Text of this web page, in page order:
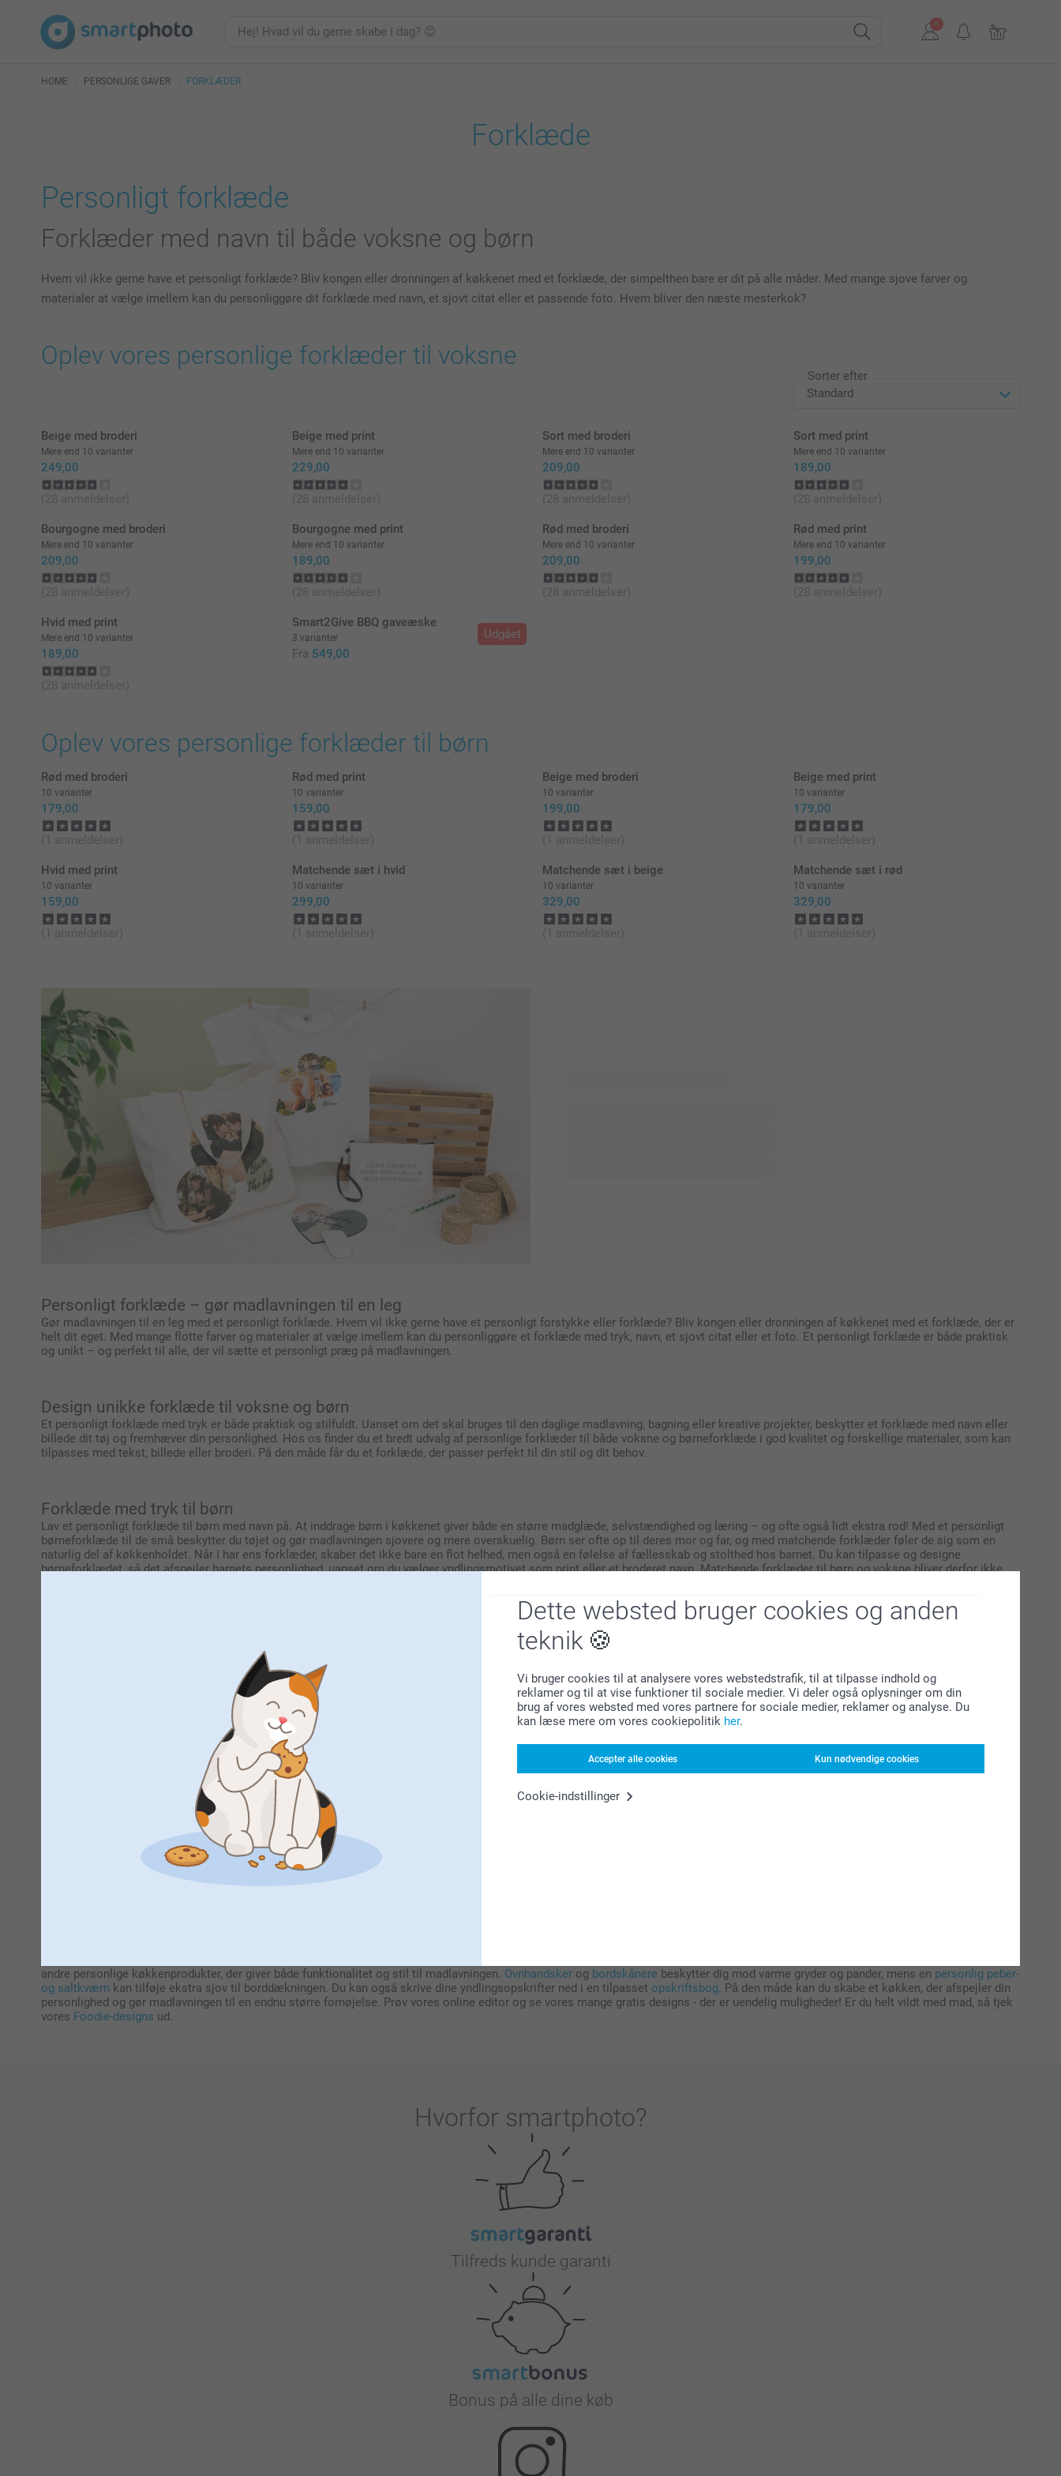
Dette websted bruger cookies og anden
teknik
Vi bruger cookies til at analysere vores webstedstrafik, til at tilpasse indhold og
reklamer og til at vise funktioner til sociale medier. Vi deler også oplysninger om din
brug af vores websted med vores partnere for sociale medier, reklamer og analyse. Du
kan læse mere om vores cookiepolitik her.
Accepter alle cookies Kun nødvendige cookies
Cookie-indstillinger
HOME PERSONLIGE GAVER FORKLÆDER
Forklæde
Personligt forklæde
Forklæder med navn til både voksne og børn
Hvem vil ikke gerne have et personligt forklæde? Bliv kongen eller dronningen af køkkenet med et forklæde, der simpelthen bare er dit på alle måder. Med mange sjove farver og
materialer at vælge imellem kan du personliggøre dit forklæde med navn, et sjovt citat eller et passende foto. Hvem bliver den næste mesterkok?
Oplev vores personlige forklæder til voksne
Sorter efter
Beige med broderi
Mere end 10 varianter
249,00
(28 anmeldelser)
Beige med print
Mere end 10 varianter
229,00
(28 anmeldelser)
Sort med broderi
Mere end 10 varianter
209,00
(28 anmeldelser)
Sort med print
Mere end 10 varianter
189,00
(28 anmeldelser)
Bourgogne med broderi
Mere end 10 varianter
209,00
(28 anmeldelser)
Bourgogne med print
Mere end 10 varianter
189,00
(28 anmeldelser)
Rød med broderi
Mere end 10 varianter
209,00
(28 anmeldelser)
Rød med print
Mere end 10 varianter
199,00
(28 anmeldelser)
Hvid med print
Mere end 10 varianter
189,00
(28 anmeldelser)
Udgået
Smart2Give BBQ gaveæske
3 varianter
Fra 549,00
Oplev vores personlige forklæder til børn
Rød med broderi
10 varianter
179,00
(1 anmeldelser)
Rød med print
10 varianter
159,00
(1 anmeldelser)
Beige med broderi
10 varianter
199,00
(1 anmeldelser)
Beige med print
10 varianter
179,00
(1 anmeldelser)
Hvid med print
10 varianter
159,00
(1 anmeldelser)
Matchende sæt i hvid
10 varianter
299,00
(1 anmeldelser)
Matchende sæt i beige
10 varianter
329,00
(1 anmeldelser)
Matchende sæt i rød
10 varianter
329,00
(1 anmeldelser)
Personligt forklæde – gør madlavningen til en leg
Gør madlavningen til en leg med et personligt forklæde. Hvem vil ikke gerne have et personligt forstykke eller forklæde? Bliv kongen eller dronningen af køkkenet med et forklæde, der er
helt dit eget. Med mange flotte farver og materialer at vælge imellem kan du personliggøre et forklæde med tryk, navn, et sjovt citat eller et foto. Et personligt forklæde er både praktisk
og unikt – og perfekt til alle, der vil sætte et personligt præg på madlavningen.
Design unikke forklæde til voksne og børn
Et personligt forklæde med tryk er både praktisk og stilfuldt. Uanset om det skal bruges til den daglige madlavning, bagning eller kreative projekter, beskytter et forklæde med navn eller
billede dit tøj og fremhæver din personlighed. Hos os finder du et bredt udvalg af personlige forklæder til både voksne og børneforklæde i god kvalitet og forskellige materialer, som kan
tilpasses med tekst, billede eller broderi. På den måde får du et forklæde, der passer perfekt til din stil og dit behov.
Forklæde med tryk til børn
Lav et personligt forklæde til børn med navn på. At inddrage børn i køkkenet giver både en større madglæde, selvstændighed og læring – og ofte også lidt ekstra rod! Med et personligt
børneforklæde til de små beskytter du tøjet og gør madlavningen sjovere og mere overskuelig. Børn ser ofte op til deres mor og far, og med matchende forklæder føler de sig som en
naturlig del af køkkenholdet. Når I har ens forklæder, skaber det ikke bare en flot helhed, men også en følelse af fællesskab og stolthed hos barnet. Du kan tilpasse og designe
børneforklædet, så det afspejler barnets personlighed, uanset om du vælger yndlingsmotivet som print eller et broderet navn. Matchende forklæder til børn og voksne bliver derfor ikke
Personlige forklæder til voksne i høj kvalitet
Et personligt forklæde til voksne kombinerer funktionalitet og stil, så du kan beskytte dit tøj mod pletter, uanset om du står i køkkenet, ved grillen eller arbejder i haven. Du kan vælge et
tilpasset forklæde i høj kvalitet med broderi, der giver et raffineret udtryk med navn eller initialer, eller et forklæde med billede, hvor du kan gøre forklædet sjovt og personligt. Vores
mange smukke designs og materialer gør det muligt at finde et forklæde, der passer til dig og dit hjem. De fleste af vores forklæder er lavet af 100% oeko tex bomuld – se
specifikationerne for at finde ud af, hvilket materiale dit forklæde er fremstillet af. Et personligt forklæde er desuden en oplagt gaveidé til fødselsdage, mors dag, fars dag, polterabend
eller som en betænksom gave til én i din familie. Et forklæde med tryk er den perfekte gave til alle særlige anledninger, fordi det både er praktisk og personligt, og modtageren kan bruge
det igen og igen. Forklædet har justerbare stropper, og kan dermed benyttes uanset størrelse.
Design et forklæde med billede - vælg mellem forskellige farver
Med et personligt forklæde kan du skabe et helt unikt udtryk, der passer perfekt til både stil og behov. Vi tilbyder forklæder i forskellige farver som hvid, beige, sort, bordeaux og rød, så du
kan vælge det look, der matcher din smag og dit køkken. Uanset hvilken farve du vælger, får du et forklæde af høj kvalitet, der både ser godt ud og passer til enhver anledning. Du kan selv
vælge mellem broderi og print: broderi giver et elegant og holdbart resultat med navn eller initialer, mens print giver mulighed for farverige motiver, billeder eller tekst, der gør dit forklæde
endnu mere personligt. For at gøre madlavningen sjovere og skabe en følelse af fællesskab kan du bestille matchende sæt, så både børn og voksne har forklæder i samme stil – perfekt
som gave eller til særlige lejligheder. Vores forklæder fås enten med tryk eller broderi, og der findes et væld af designs, så du kan vælge netop det udtryk, der afspejler din personlighed
og gør dit forklæde helt unikt.
andre personlige køkkenprodukter, der giver både funktionalitet og stil til madlavningen. Ovnhandsker og bordskånere beskytter dig mod varme gryder og pander, mens en personlig peber-
og saltkværn kan tilføje ekstra sjov til borddækningen. Du kan også skrive dine yndlingsopskrifter ned i en tilpasset opskriftsbog. På den måde kan du skabe et køkken, der afspejler din
personlighed og gør madlavningen til en endnu større fornøjelse. Prøv vores online editor og se vores mange gratis designs - der er uendelig muligheder! Er du helt vildt med mad, så tjek
vores Foodie-designs ud.
Hvorfor smartphoto?
Tilfreds kunde garanti
Bonus på alle dine køb